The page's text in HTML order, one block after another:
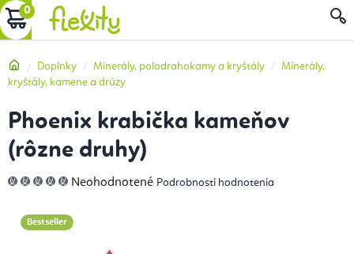
Prejsť
na
NÁKUPNÝ
DomovDoplnky Minerály, polodrahokamy a kryštály
Minerály,
kryštály, kamene a drúzy
Phoenix krabička kameňov
(rôzne druhy)
Priemerné
hodnotenie
0,0
z
Neohodnotené Podrobnosti hodnotenia
Bestseller